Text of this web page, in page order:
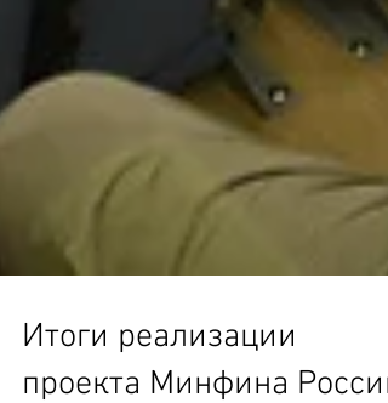
Итоги реализации